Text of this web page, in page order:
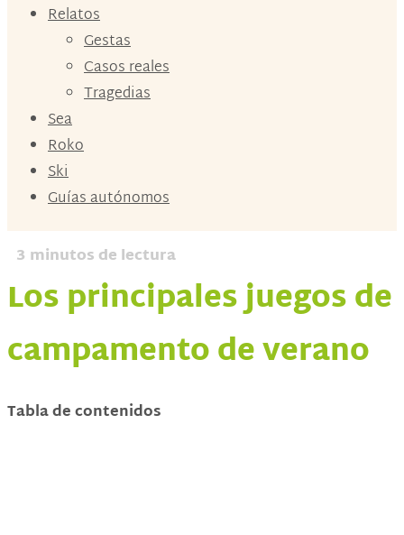
Relatos
Gestas
Casos reales
Tragedias
Sea
Roko
Ski
Guías autónomos
3 minutos de lectura
Los principales juegos de
campamento de verano
Tabla de contenidos